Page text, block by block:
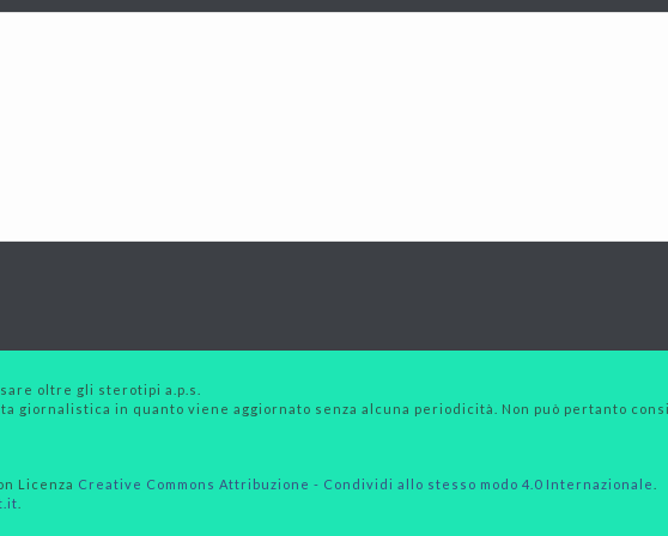
oltre gli sterotipi a.p.s.
giornalistica in quanto viene aggiornato senza alcuna periodicità. Non può pertanto
Licenza Creative Commons Attribuzione - Condividi allo stesso modo 4.0 Internazionale